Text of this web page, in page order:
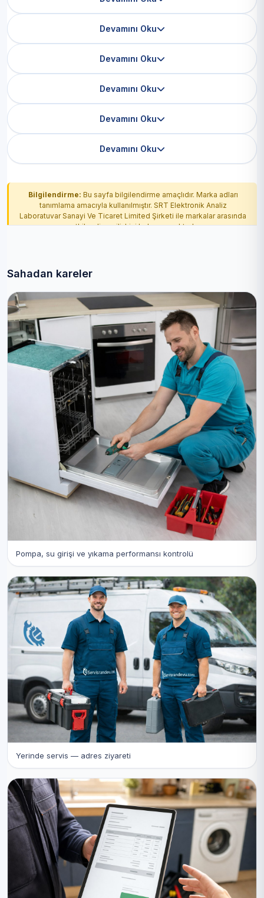
Devamını Oku
Devamını Oku
Devamını Oku
Devamını Oku
Devamını Oku
Bilgilendirme: Bu sayfa bilgilendirme amaçlıdır. Marka adları
tanımlama amacıyla kullanılmıştır. SRT Elektronik Analiz
Laboratuvar Sanayi Ve Ticaret Limited Şirketi ile markalar arasında
yetkilendirme ilişkisi bulunmamaktadır.
Sahadan kareler
Pompa, su girişi ve yıkama performansı kontrolü
Yerinde servis — adres ziyareti